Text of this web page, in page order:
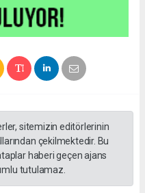
sitemizin editörlerinin
çekilmektedir. Bu
haberi geçen ajans
tutulamaz.